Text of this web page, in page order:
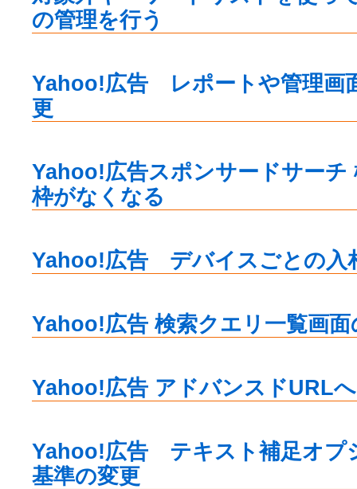
の管理を行う
Yahoo!広告 レポートや管理画
更
Yahoo!広告スポンサードサーチ
枠がなくなる
Yahoo!広告 デバイスごとの入
Yahoo!広告 検索クエリ一覧画面
Yahoo!広告 アドバンスドURL
Yahoo!広告 テキスト補足オプ
基準の変更